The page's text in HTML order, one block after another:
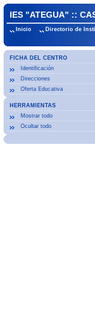
IES "ATEGUA" ::
Inicio Directorio de
FICHA DEL CENTRO
Identificación
Direcciones
Oferta Educativa
HERRAMIENTAS
Mostrar todo
Ocultar todo